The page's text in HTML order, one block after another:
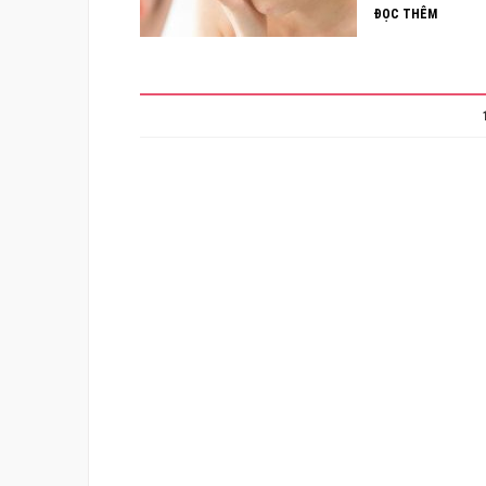
ĐỌC THÊM
1